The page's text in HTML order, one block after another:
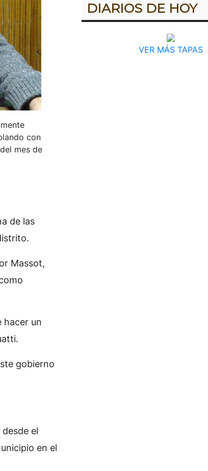
con
mes de
de las
Massot,
hacer un
gobierno
el
en el
DIARIOS DE HOY
VER MÁS TAPAS